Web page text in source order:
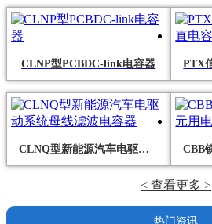
CLNP型PCBDC-link电容器
CLNQ型新能源汽车电驱动系统母线滤波电容器
< 查看更多 >
热门资讯